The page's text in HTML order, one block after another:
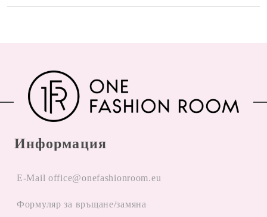
Информация
E-Mail office@onefashionroom.eu
Формуляр за връщане/замяна